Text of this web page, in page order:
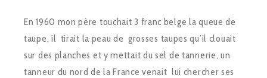
En 1960 mon père touchait 3 franc belge la queue de
taupe, il tirait la peau de grosses taupes qu’il clouait
sur des planches et y mettait du sel de tannerie, un
tanneur du nord de la France venait lui chercher ses